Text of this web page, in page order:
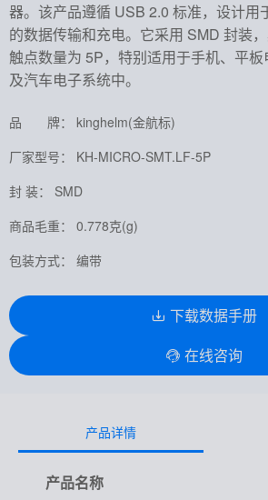
器。该产品遵循 USB 2.0 标准，设计用
的数据传输和充电。它采用 SMD 封装，
触点数量为 5P，特别适用于手机、平
及汽车电子系统中。
品 牌： kinghelm(金航标)
厂家型号： KH-MICRO-SMT.LF-5P
封 装： SMD
商品毛重： 0.778克(g)
包装方式： 编带
下载数据手册
在线咨询
产品详情
产品名称